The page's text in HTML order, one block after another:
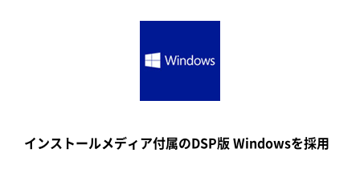
インストールメディア付属のDSP版 Windowsを採用